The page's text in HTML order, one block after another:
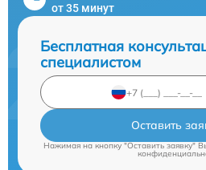
от 35 минут
Бесплатная
специалистом
Оставить
Нажимая на кнопку "Оставить заявку"